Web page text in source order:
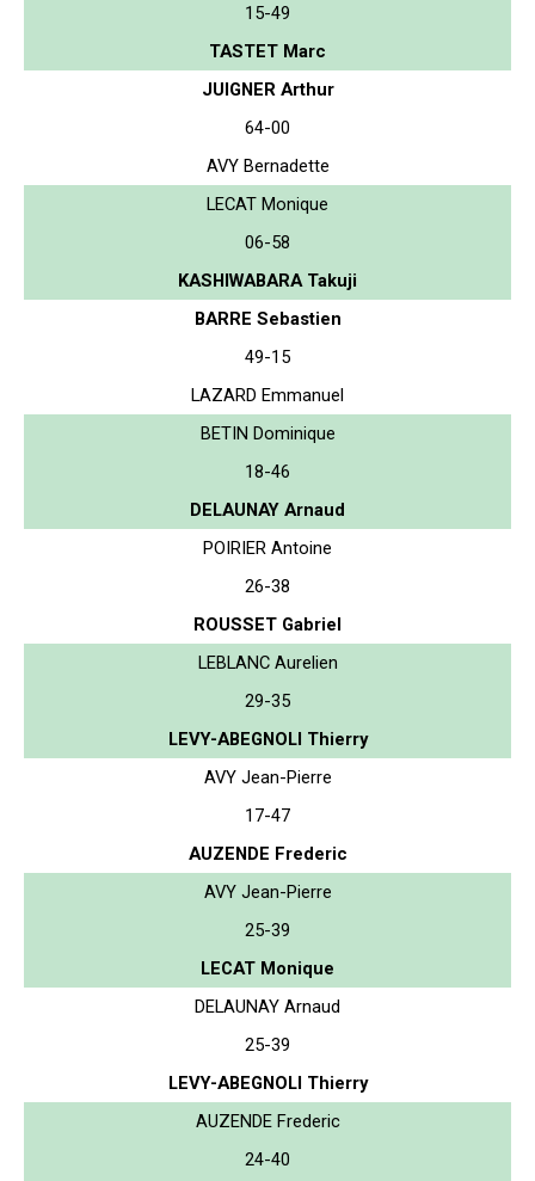
15-49
TASTET Marc
JUIGNER Arthur
64-00
AVY Bernadette
LECAT Monique
06-58
KASHIWABARA Takuji
BARRE Sebastien
49-15
LAZARD Emmanuel
BETIN Dominique
18-46
DELAUNAY Arnaud
POIRIER Antoine
26-38
ROUSSET Gabriel
LEBLANC Aurelien
29-35
LEVY-ABEGNOLI Thierry
AVY Jean-Pierre
17-47
AUZENDE Frederic
AVY Jean-Pierre
25-39
LECAT Monique
DELAUNAY Arnaud
25-39
LEVY-ABEGNOLI Thierry
AUZENDE Frederic
24-40